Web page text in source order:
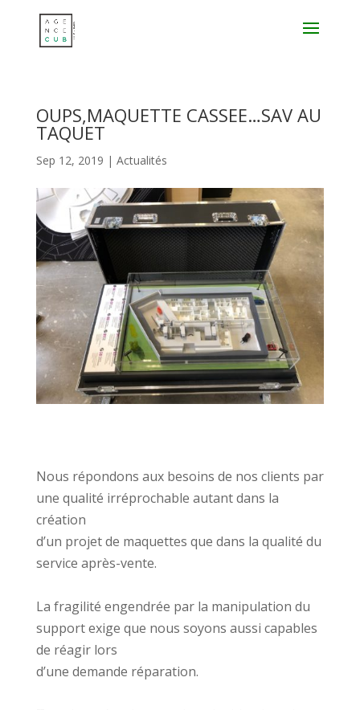
OUPS,MAQUETTE CASSEE…SAV AU
TAQUET
Sep 12, 2019 | Actualités
Nous répondons aux besoins de nos clients par
une qualité irréprochable autant dans la
création
d’un projet de maquettes que dans la qualité du
service après-vente.
La fragilité engendrée par la manipulation du
support exige que nous soyons aussi capables
de réagir lors
d’une demande réparation.